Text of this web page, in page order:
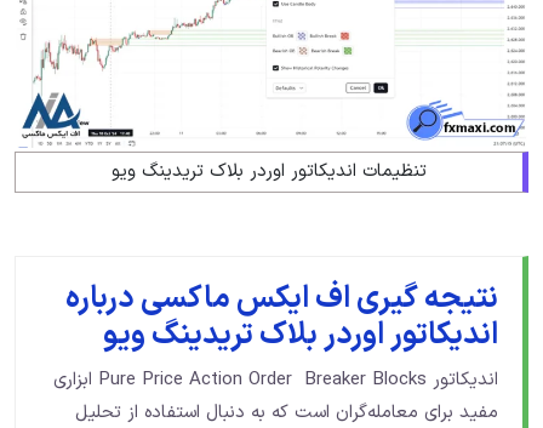
تنظیمات اندیکاتور اوردر بلاک تریدینگ ویو
نتیجه گیری اف ایکس ماکسی درباره
اندیکاتور اوردر بلاک تریدینگ ویو
اندیکاتور Pure Price Action Order Breaker Blocks ابزاری
مفید برای معامله‌گران است که به دنبال استفاده از تحلیل